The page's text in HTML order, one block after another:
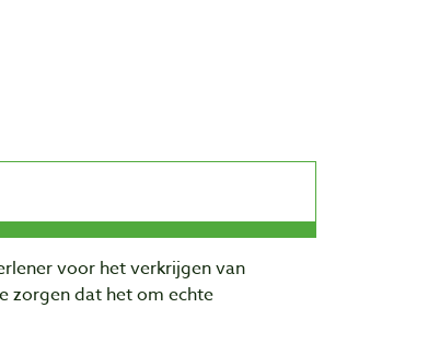
voor het verkrijgen van
zorgen dat het om echte